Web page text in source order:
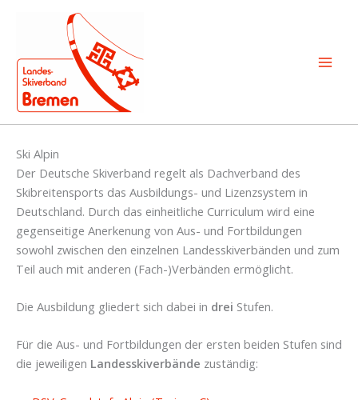
Ski Alpin
Der Deutsche Skiverband regelt als Dachverband des
Skibreitensports das Ausbildungs- und Lizenzsystem in
Deutschland. Durch das einheitliche Curriculum wird eine
gegenseitige Anerkenung von Aus- und Fortbildungen
sowohl zwischen den einzelnen Landesskiverbänden und zum
Teil auch mit anderen (Fach-)Verbänden ermöglicht.
Die Ausbildung gliedert sich dabei in drei Stufen.
Für die Aus- und Fortbildungen der ersten beiden Stufen sind
die jeweiligen Landesskiverbände zuständig: